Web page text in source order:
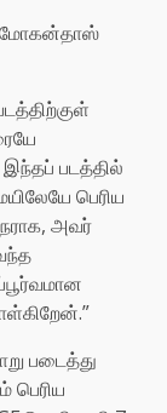
மோகன்தாஸ்
படத்தில்
பெரிய
அவர்
படைத்து
பெரிய